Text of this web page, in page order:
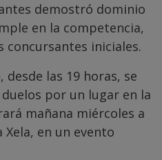
demostró dominio
en la competencia,
concursantes iniciales.
las 19 horas, se
por un lugar en la
mañana miércoles a
Xela, en un evento